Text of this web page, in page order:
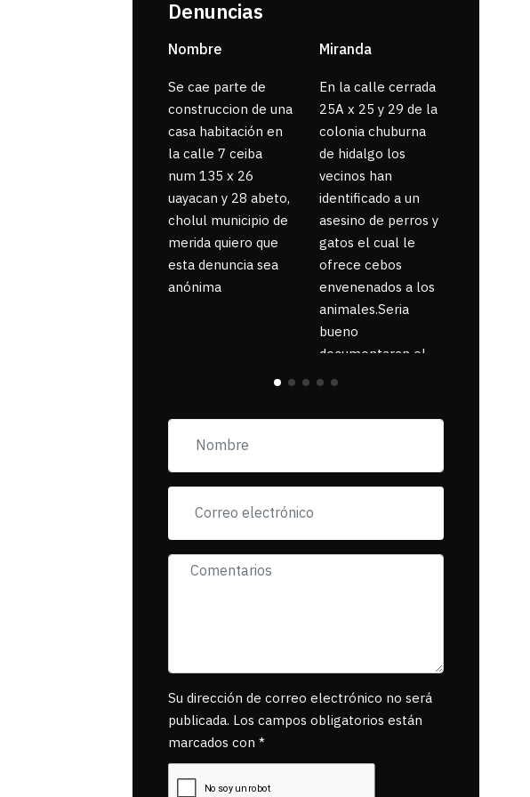
Denuncias
Nombre
Se cae parte de
construccion de una
casa habitación en
la calle 7 ceiba
num 135 x 26
uayacan y 28 abeto,
cholul municipio de
merida quiero que
esta denuncia sea
anónima
Miranda
En la calle cerrada
25A x 25 y 29 de la
colonia chuburna
de hidalgo los
vecinos han
identificado a un
asesino de perros y
gatos el cual le
ofrece cebos
envenenados a los
animales.Seria
bueno
documentaran el
suceso ya que la
pancartas de
exigiendo al asesino
se reponsanbilice
Su dirección de correo electrónico no será
publicada. Los campos obligatorios están
marcados con *